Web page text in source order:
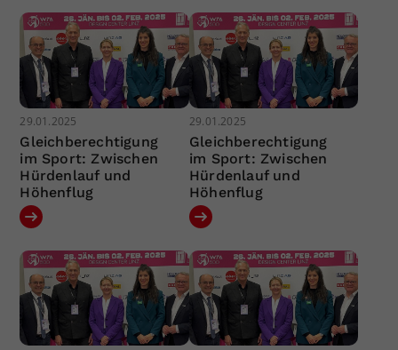
29.01.2025
Gleichberechtigung
im Sport: Zwischen
Hürdenlauf und
Höhenflug
29.01.2025
Gleichberechtigung
im Sport: Zwischen
Hürdenlauf und
Höhenflug